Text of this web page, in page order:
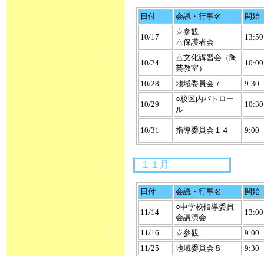
日付 会議・行事名 開始
10/17
☆参観
△保護者会
13:50
10/24
△文化講習会（陶
芸教室）
10:00
10/28 地域委員会７ 9:30
10/29
○校区内パトロー
ル
10:30
10/31 指導委員会１４ 9:00
１１月
日付 会議・行事名 開始
11/14
○中学校指導委員
会講演会
13:00
11/16 ☆参観
9:00
11/25
地域委員会８ 9:30